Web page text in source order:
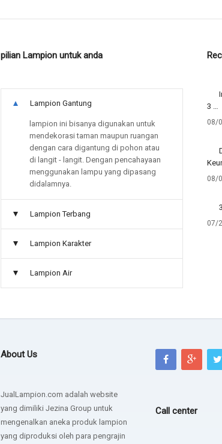
pilian Lampion untuk anda
Lampion Gantung
lampion ini bisanya digunakan untuk
mendekorasi taman maupun ruangan
dengan cara digantung di pohon atau
di langit - langit. Dengan pencahayaan
menggunakan lampu yang dipasang
didalamnya.
Lampion Terbang
Lampion Karakter
Lampion Air
3 …
08/
08/
07/
sudah selesai dipasang semua dan
bagus bagus
- Pak yeye Jakarta
acaranya kemarin sukses mas, sukses
- Rara Jakarta
About Us
JualLampion.com adalah website
yang dimiliki Jezina Group untuk
mengenalkan aneka produk lampion
yang diproduksi oleh para pengrajin
Call center